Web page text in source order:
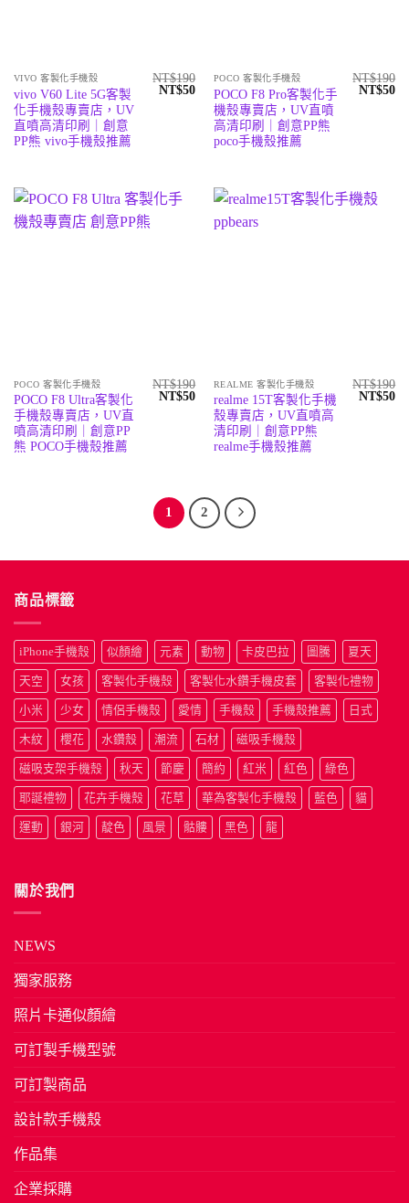
VIVO 客製化手機殼
vivo V60 Lite 5G客製
化手機殼專賣店，UV
直噴高清印刷｜創意
PP熊 vivo手機殼推薦
NT$190
原
NT$190。
NT$50目
格：
NT$50。
POCO 客製化手機殼
POCO F8 Pro客製化手
機殼專賣店，UV直噴
高清印刷｜創意PP熊
poco手機殼推薦
NT$190
原
NT$50目
POCO 客製化手機殼
POCO F8 Ultra客製化
手機殼專賣店，UV直
噴高清印刷｜創意PP
熊 POCO手機殼推薦
NT$190
原
NT$190。
NT$50目
格：
NT$50。
REALME 客製化手機殼
realme 15T客製化手機
殼專賣店，UV直噴高
清印刷｜創意PP熊
realme手機殼推薦
NT$190
原
NT$50目
1 2
商品標籤
iPhone手機殼 似顏繪 元素 動物 卡皮巴拉 圖騰 夏天
天空 女孩 客製化手機殼 客製化水鑽手機皮套 客製化禮物
小米 少女 情侶手機殼 愛情 手機殼 手機殼推薦 日式
木紋 櫻花 水鑽殼 潮流 石材 磁吸手機殼
磁吸支架手機殼 秋天 節慶 簡約 紅米 紅色 綠色
耶誕禮物 花卉手機殼 花草 華為客製化手機殼 藍色 貓
運動 銀河 靛色 風景 骷髏 黑色 龍
關於我們
NEWS
獨家服務
照片卡通似顏繪
可訂製手機型號
可訂製商品
設計款手機殼
作品集
企業採購